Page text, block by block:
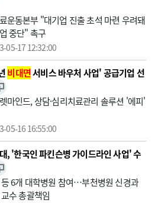
운동본부 "대기업 진출 초석 마련 우려돼
중단" 촉구
05-17 12:32:00
비대면서비스 바우처 사업' 공급기업 선
마인드, 상담·심리치료관리 솔루션 '에피'
05-16 16:55:00
, '한국인 파킨슨병 가이드라인 사업' 수
6개 대학병원 참여…부천병원 신경과
수 총괄책임